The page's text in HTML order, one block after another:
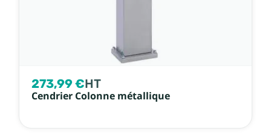
273,99 €HT
Cendrier Colonne métallique